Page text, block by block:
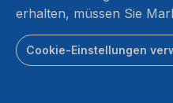
erhalten, müssen Sie
Cookie-Einstellungen